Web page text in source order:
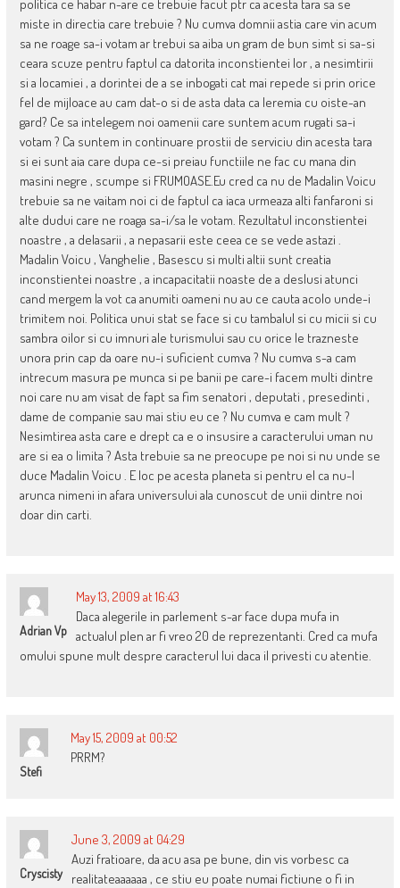
politica ce habar n-are ce trebuie facut ptr ca acesta tara sa se
miste in directia care trebuie ? Nu cumva domnii astia care vin acum
sa ne roage sa-i votam ar trebui sa aiba un gram de bun simt si sa-si
ceara scuze pentru faptul ca datorita inconstientei lor , a nesimtirii
si a locamiei , a dorintei de a se inbogati cat mai repede si prin orice
fel de mijloace au cam dat-o si de asta data ca Ieremia cu oiste-an
gard? Ce sa intelegem noi oamenii care suntem acum rugati sa-i
votam ? Ca suntem in continuare prostii de serviciu din acesta tara
si ei sunt aia care dupa ce-si preiau functiile ne fac cu mana din
masini negre , scumpe si FRUMOASE.Eu cred ca nu de Madalin Voicu
trebuie sa ne vaitam noi ci de faptul ca iaca urmeaza alti fanfaroni si
alte dudui care ne roaga sa-i/sa le votam. Rezultatul inconstientei
noastre , a delasarii , a nepasarii este ceea ce se vede astazi .
Madalin Voicu , Vanghelie , Basescu si multi altii sunt creatia
inconstientei noastre , a incapacitatii noaste de a deslusi atunci
cand mergem la vot ca anumiti oameni nu au ce cauta acolo unde-i
trimitem noi. Politica unui stat se face si cu tambalul si cu micii si cu
sambra oilor si cu imnuri ale turismului sau cu orice le trazneste
unora prin cap da oare nu-i suficient cumva ? Nu cumva s-a cam
intrecum masura pe munca si pe banii pe care-i facem multi dintre
noi care nu am visat de fapt sa fim senatori , deputati , presedinti ,
dame de companie sau mai stiu eu ce ? Nu cumva e cam mult ?
Nesimtirea asta care e drept ca e o insusire a caracterului uman nu
are si ea o limita ? Asta trebuie sa ne preocupe pe noi si nu unde se
duce Madalin Voicu . E loc pe acesta planeta si pentru el ca nu-l
arunca nimeni in afara universului ala cunoscut de unii dintre noi
doar din carti.
Adrian Vp
May 13, 2009 at 16:43
Daca alegerile in parlement s-ar face dupa mufa in
actualul plen ar fi vreo 20 de reprezentanti. Cred ca mufa
omului spune mult despre caracterul lui daca il privesti cu atentie.
Stefi
May 15, 2009 at 00:52
PRRM?
Cryscisty
June 3, 2009 at 04:29
Auzi fratioare, da acu asa pe bune, din vis vorbesc ca
realitateaaaaaa , ce stiu eu poate numai fictiune o fi in